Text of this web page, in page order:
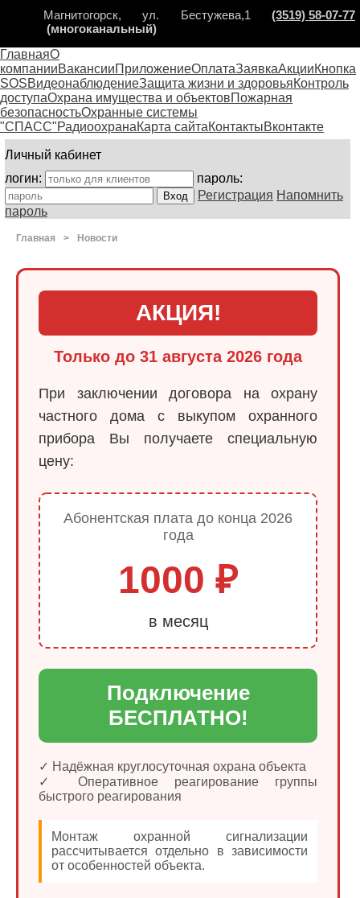
Магнитогорск, ул. Бестужева,1
(3519) 58-07-77
(многоканальный)
ГлавнаяО
компанииВакансииПриложениеОплатаЗаявкаАкцииКнопка
SOSВидеонаблюдениеЗащита жизни и здоровьяКонтроль
доступаОхрана имущества и объектовПожарная
безопасностьОхранные системы
"СПАСС"РадиоохранаКарта сайтаКонтактыВконтакте
Личный кабинет
логин:
пароль:
Регистрация Напомнить
пароль
Главная > Новости
АКЦИЯ!
Только до 31 августа 2026 года
При заключении договора на охрану
частного дома с выкупом охранного
прибора Вы получаете специальную
цену:
Абонентская плата до конца 2026
года
1000 ₽
в месяц
Подключение
БЕСПЛАТНО!
✓ Надёжная круглосуточная охрана объекта
✓ Оперативное реагирование группы
быстрого реагирования
Монтаж охранной сигнализации
рассчитывается отдельно в зависимости
от особенностей объекта.